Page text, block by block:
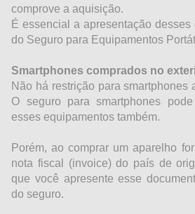
comprove a aquisição.
É essencial a apresentação
do Seguro para Equipamentos
Smartphones comprados no
Não há restrição para smartphones
O seguro para smartphones
esses equipamentos também.
Porém, ao comprar um aparelho
nota fiscal (invoice) do país de
que você apresente esse
do seguro.